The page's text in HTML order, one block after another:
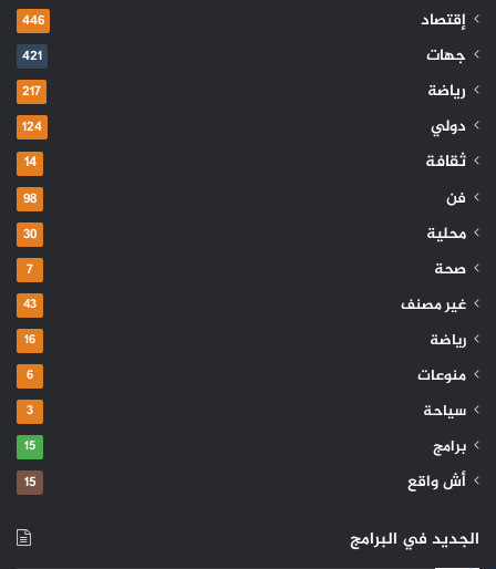
إقتصاد 446
جهات 421
رياضة 217
دولي 124
ثقافة 14
فن 98
محلية 30
صحة 7
غير مصنف 43
رياضة 16
منوعات 6
سياحة 3
برامج 15
أش واقع 15
الجديد في البرامج